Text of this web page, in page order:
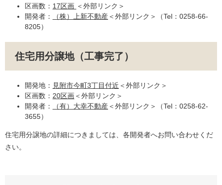
区画数： 17区画 ＜外部リンク＞
開発者：
（株）上新不動産＜外部リンク＞
（Tel：0258-66-
8205）
住宅用分譲地（工事完了）
開発地： 見附市今町3丁目付近 ＜外部リンク＞
区画数： 20区画＜外部リンク＞
開発者：
（有）大幸不動産＜外部リンク＞
（Tel：0258-62-
3655）
住宅用分譲地の詳細につきましては、各開発者へお問い合わせくだ
さい。